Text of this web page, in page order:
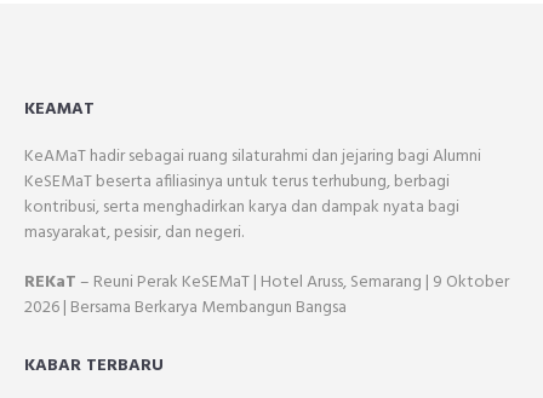
KEAMAT
KeAMaT hadir sebagai ruang silaturahmi dan jejaring bagi Alumni
KeSEMaT beserta afiliasinya untuk terus terhubung, berbagi
kontribusi, serta menghadirkan karya dan dampak nyata bagi
masyarakat, pesisir, dan negeri.
REKaT – Reuni Perak KeSEMaT | Hotel Aruss, Semarang | 9 Oktober
2026 | Bersama Berkarya Membangun Bangsa
KABAR TERBARU